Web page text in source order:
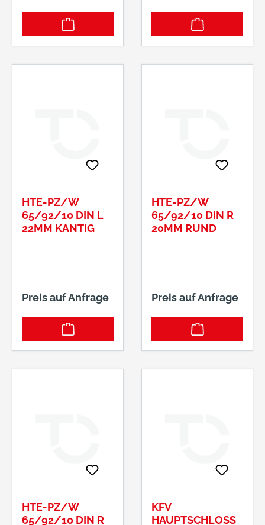
HTE-PZ/W
65/92/10 DIN L
22MM KANTIG
Preis auf Anfrage
HTE-PZ/W
65/92/10 DIN R
20MM RUND
Preis auf Anfrage
HTE-PZ/W
65/92/10 DIN R
KFV
HAUPTSCHLOSS